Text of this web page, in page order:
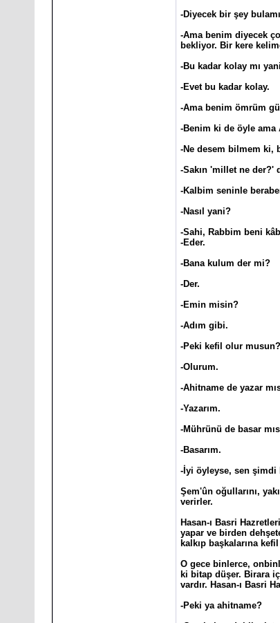
-Diyecek bir şey
-Ama benim diyecek
bekliyor. Bir kere
-Bu kadar kolay mı
-Evet bu kadar kolay.
-Ama benim ömrüm
-Benim ki de öyle ama
-Ne desem bilmem ki,
-Sakın 'millet ne der?'
-Kalbim seninle
-Nasıl yani?
-Sahi, Rabbim beni
-Eder.
-Bana kulum der mi?
-Der.
-Emin misin?
-Adım gibi.
-Peki kefil olur musun?
-Olurum.
-Ahitname de yazar
-Yazarım.
-Mührünü de basar
-Basarım.
-İyi öyleyse, sen şimdi
Şem'ûn oğullarını,
verirler.
Hasan-ı Basri
yapar ve birden
kalkıp başkalarına
O gece binlerce,
ki bitap düşer. Birara
vardır. Hasan-ı Basri
-Peki ya ahitname?